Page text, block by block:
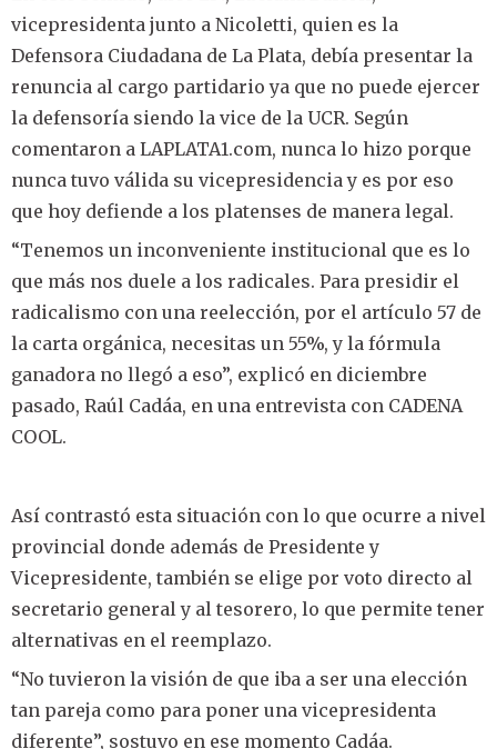
vicepresidenta junto a Nicoletti, quien es la
Defensora Ciudadana de La Plata, debía presentar la
renuncia al cargo partidario ya que no puede ejercer
la defensoría siendo la vice de la UCR. Según
comentaron a LAPLATA1.com, nunca lo hizo porque
nunca tuvo válida su vicepresidencia y es por eso
que hoy defiende a los platenses de manera legal.
“Tenemos un inconveniente institucional que es lo
que más nos duele a los radicales. Para presidir el
radicalismo con una reelección, por el artículo 57 de
la carta orgánica, necesitas un 55%, y la fórmula
ganadora no llegó a eso”, explicó en diciembre
pasado, Raúl Cadáa, en una entrevista con CADENA
COOL.
Así contrastó esta situación con lo que ocurre a nivel
provincial donde además de Presidente y
Vicepresidente, también se elige por voto directo al
secretario general y al tesorero, lo que permite tener
alternativas en el reemplazo.
“No tuvieron la visión de que iba a ser una elección
tan pareja como para poner una vicepresidenta
diferente”, sostuvo en ese momento Cadáa.